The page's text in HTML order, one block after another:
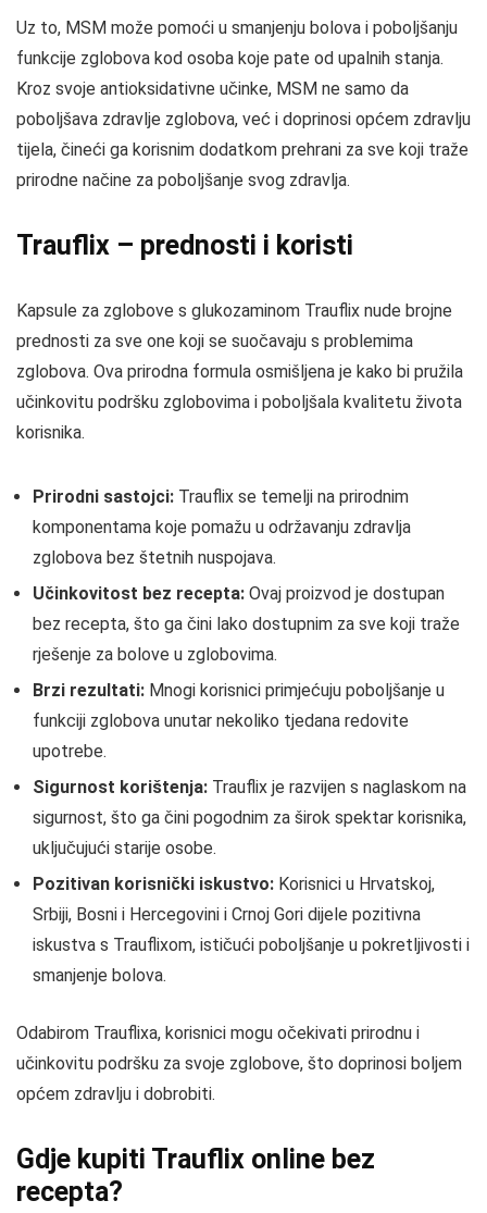
Uz to, MSM može pomoći u smanjenju bolova i poboljšanju
funkcije zglobova kod osoba koje pate od upalnih stanja.
Kroz svoje antioksidativne učinke, MSM ne samo da
poboljšava zdravlje zglobova, već i doprinosi općem zdravlju
tijela, čineći ga korisnim dodatkom prehrani za sve koji traže
prirodne načine za poboljšanje svog zdravlja.
Trauflix – prednosti i koristi
Kapsule za zglobove s glukozaminom Trauflix nude brojne
prednosti za sve one koji se suočavaju s problemima
zglobova. Ova prirodna formula osmišljena je kako bi pružila
učinkovitu podršku zglobovima i poboljšala kvalitetu života
korisnika.
Prirodni sastojci: Trauflix se temelji na prirodnim
komponentama koje pomažu u održavanju zdravlja
zglobova bez štetnih nuspojava.
Učinkovitost bez recepta: Ovaj proizvod je dostupan
bez recepta, što ga čini lako dostupnim za sve koji traže
rješenje za bolove u zglobovima.
Brzi rezultati: Mnogi korisnici primjećuju poboljšanje u
funkciji zglobova unutar nekoliko tjedana redovite
upotrebe.
Sigurnost korištenja: Trauflix je razvijen s naglaskom na
sigurnost, što ga čini pogodnim za širok spektar korisnika,
uključujući starije osobe.
Pozitivan korisnički iskustvo: Korisnici u Hrvatskoj,
Srbiji, Bosni i Hercegovini i Crnoj Gori dijele pozitivna
iskustva s Trauflixom, ističući poboljšanje u pokretljivosti i
smanjenje bolova.
Odabirom Trauflixa, korisnici mogu očekivati prirodnu i
učinkovitu podršku za svoje zglobove, što doprinosi boljem
općem zdravlju i dobrobiti.
Gdje kupiti Trauflix online bez
recepta?